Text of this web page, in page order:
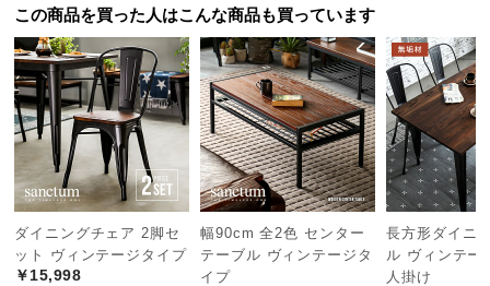
中
型
商
品
の
配
送
に
つ
い
て
この商品を買った人はこんな商品も買っています
ダイニングチェア 2脚セ
ット ヴィンテージタイプ
￥15,998
幅90cm 全2色 センター
テーブル ヴィンテージタ
イプ
長方形ダイニ
ル ヴィンテー
人掛け